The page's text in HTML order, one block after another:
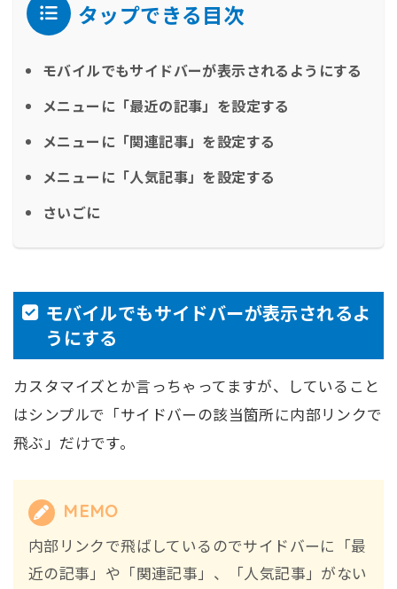
タップできる目次
モバイルでもサイドバーが表示されるようにする
メニューに「最近の記事」を設定する
メニューに「関連記事」を設定する
メニューに「人気記事」を設定する
さいごに
モバイルでもサイドバーが表示されるよ
うにする
カスタマイズとか言っちゃってますが、していること
はシンプルで「サイドバーの該当箇所に内部リンクで
飛ぶ」だけです。
MEMO
内部リンクで飛ばしているのでサイドバーに「最
近の記事」や「関連記事」、「人気記事」がない